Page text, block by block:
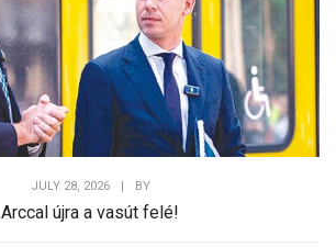
JULY 28, 2026 BY
Arccal újra a vasút felé!